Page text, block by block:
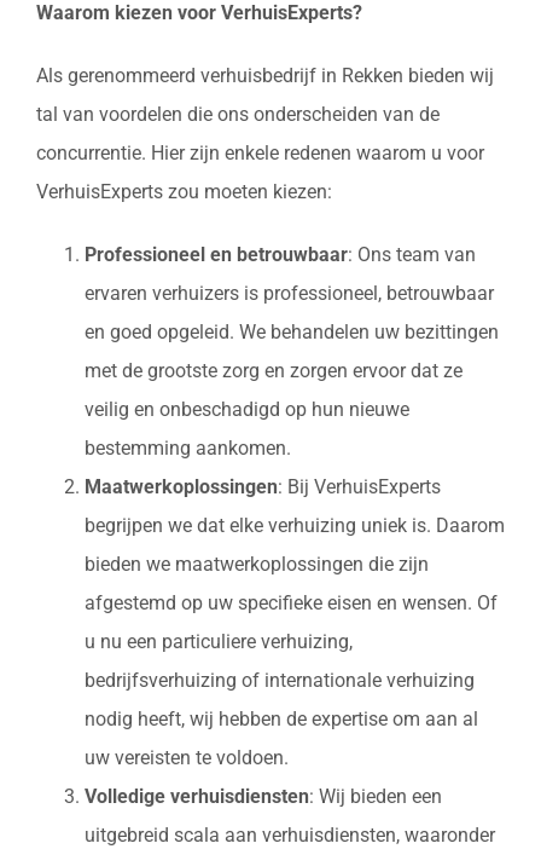
Waarom kiezen voor VerhuisExperts?
Als gerenommeerd verhuisbedrijf in Rekken bieden wij
tal van voordelen die ons onderscheiden van de
concurrentie. Hier zijn enkele redenen waarom u voor
VerhuisExperts zou moeten kiezen:
Professioneel en betrouwbaar: Ons team van
ervaren verhuizers is professioneel, betrouwbaar
en goed opgeleid. We behandelen uw bezittingen
met de grootste zorg en zorgen ervoor dat ze
veilig en onbeschadigd op hun nieuwe
bestemming aankomen.
Maatwerkoplossingen: Bij VerhuisExperts
begrijpen we dat elke verhuizing uniek is. Daarom
bieden we maatwerkoplossingen die zijn
afgestemd op uw specifieke eisen en wensen. Of
u nu een particuliere verhuizing,
bedrijfsverhuizing of internationale verhuizing
nodig heeft, wij hebben de expertise om aan al
uw vereisten te voldoen.
Volledige verhuisdiensten: Wij bieden een
uitgebreid scala aan verhuisdiensten, waaronder